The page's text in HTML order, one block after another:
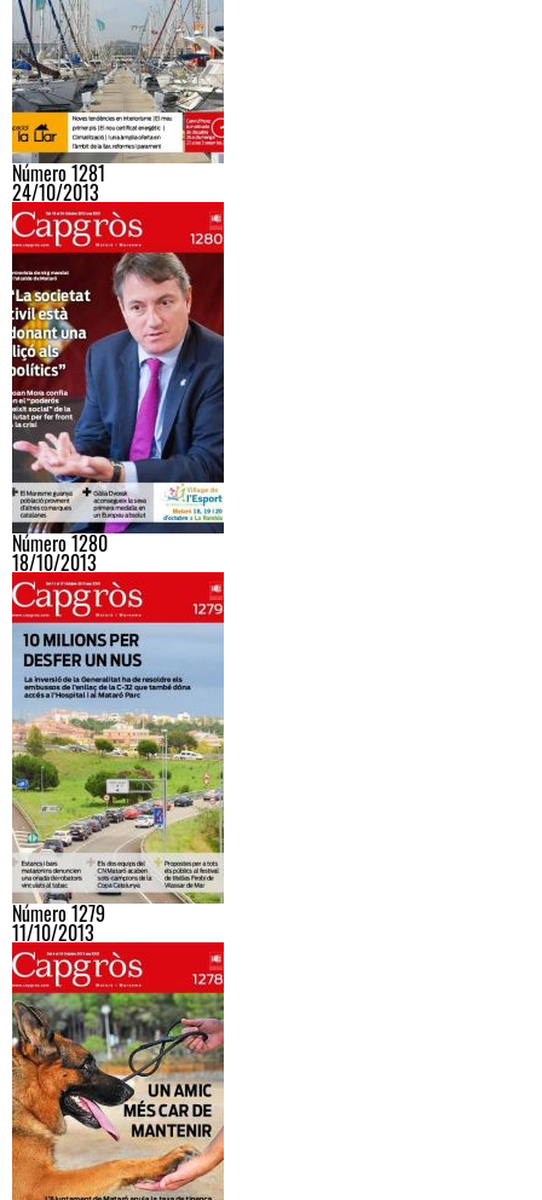
Número 1281
24/10/2013
Número 1280
18/10/2013
Número 1279
11/10/2013